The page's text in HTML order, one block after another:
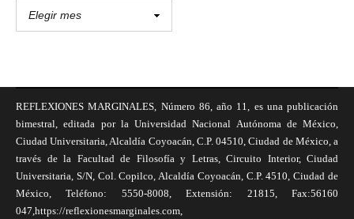
REFLEXIONES MARGINALES, Número 86, año 11, es una publicación
bimestral, editada por la Universidad Nacional Autónoma de México,
Ciudad Universitaria, Alcaldía Coyoacán, C.P. 04510, Ciudad de México, a
través de la Facultad de Filosofía y Letras, Circuito Interior, Ciudad
Universitaria, S/N, Col. Copilco, Alcaldía Coyoacán, C.P. 4510, Ciudad de
México, Teléfono: 5550-8008, Extensión: 21815, Fax:56160
047,https://reflexionesmarginales.com,